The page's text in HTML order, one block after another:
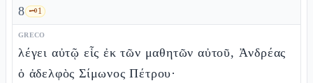
8 🗝️1
GRECO
λέγει αὐτῷ εἷς ἐκ τῶν μαθητῶν αὐτοῦ, Ἀνδρέας
ὁ ἀδελφὸς Σίμωνος Πέτρου·